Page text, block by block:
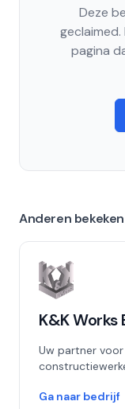
Deze
pagina
Anderen
K&K Works
Uw partner
Ga naar bedrijf